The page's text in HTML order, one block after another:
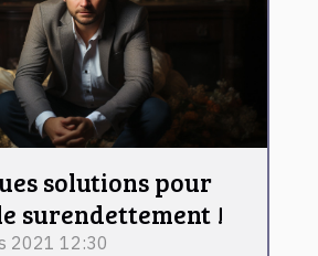
solutions pour
surendettement !
2021 12:30